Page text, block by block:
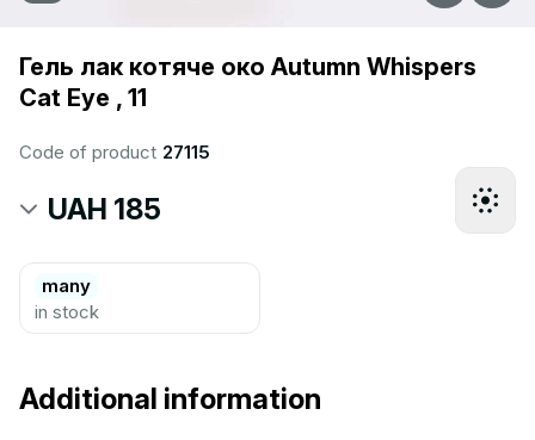
Гель лак котяче око Autumn Whispers
Cat Eye , 11
Code of product 27115
UAH 185
many
in stock
Additional information